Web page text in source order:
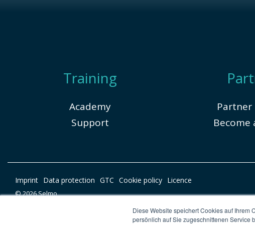
Diese Website speichert Cookies auf Ihrem
persönlich auf Sie zugeschnittenen Service
Training
Academy
Support
Imprint Data protection GTC Cookie policy Licence
© 2026 Selmo